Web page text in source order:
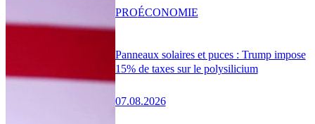
Panneaux solaires et puces : Trump impose
15% de taxes sur le polysilicium
07.08.2026
PROÉCONOMIE